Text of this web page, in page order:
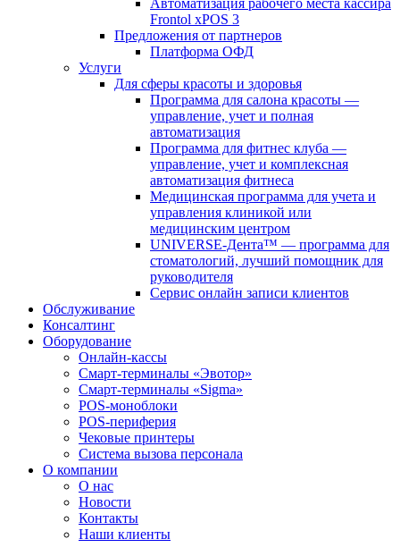
Автоматизация рабочего места кассира
Frontol xPOS 3
Предложения от партнеров
Платформа ОФД
Услуги
Для сферы красоты и здоровья
Программа для салона красоты —
управление, учет и полная
автоматизация
Программа для фитнес клуба —
управление, учет и комплексная
автоматизация фитнеса
Медицинская программа для учета и
управления клиникой или
медицинским центром
UNIVERSE-Дента™ — программа для
стоматологий, лучший помощник для
руководителя
Сервис онлайн записи клиентов
Обслуживание
Консалтинг
Оборудование
Онлайн-кассы
Смарт-терминалы «Эвотор»
Смарт-терминалы «Sigma»
POS-моноблоки
POS-периферия
Чековые принтеры
Система вызова персонала
О компании
О нас
Новости
Контакты
Наши клиенты